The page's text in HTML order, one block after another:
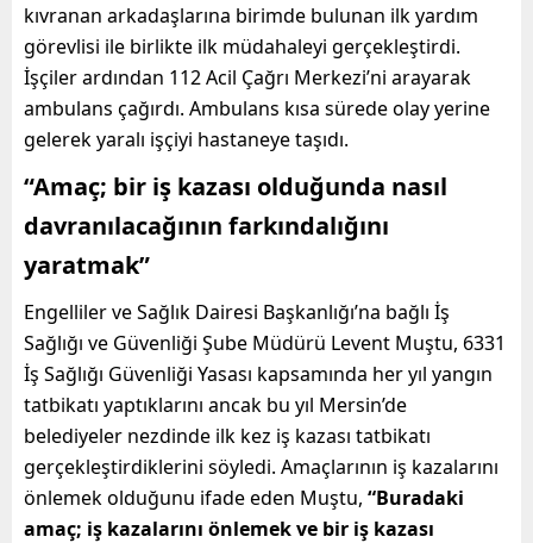
kıvranan arkadaşlarına birimde bulunan ilk yardım
görevlisi ile birlikte ilk müdahaleyi gerçekleştirdi.
İşçiler ardından 112 Acil Çağrı Merkezi’ni arayarak
ambulans çağırdı. Ambulans kısa sürede olay yerine
gelerek yaralı işçiyi hastaneye taşıdı.
“Amaç; bir iş kazası olduğunda nasıl
davranılacağının farkındalığını
yaratmak”
Engelliler ve Sağlık Dairesi Başkanlığı’na bağlı İş
Sağlığı ve Güvenliği Şube Müdürü Levent Muştu, 6331
İş Sağlığı Güvenliği Yasası kapsamında her yıl yangın
tatbikatı yaptıklarını ancak bu yıl Mersin’de
belediyeler nezdinde ilk kez iş kazası tatbikatı
gerçekleştirdiklerini söyledi. Amaçlarının iş kazalarını
önlemek olduğunu ifade eden Muştu, “Buradaki
amaç; iş kazalarını önlemek ve bir iş kazası